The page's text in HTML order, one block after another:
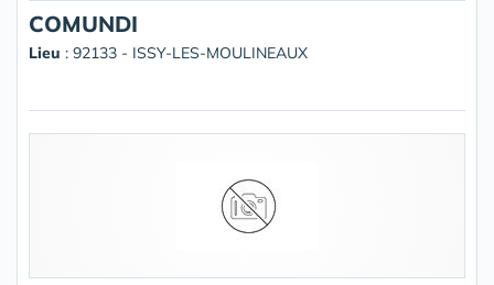
COMUNDI
Lieu : 92133 - ISSY-LES-MOULINEAUX